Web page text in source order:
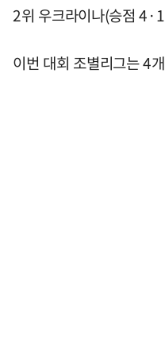
2위 우크라이나(승점
이번 대회 조별리그는 4